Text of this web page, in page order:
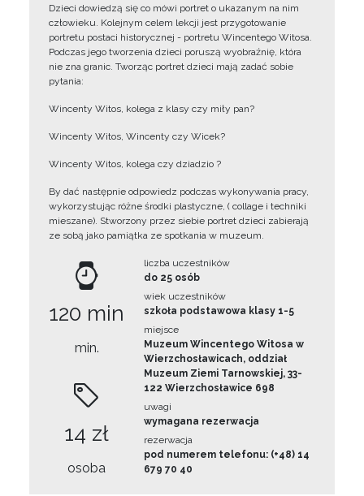
Dzieci dowiedzą się co mówi portret o ukazanym na nim
człowieku. Kolejnym celem lekcji jest przygotowanie
portretu postaci historycznej - portretu Wincentego Witosa.
Podczas jego tworzenia dzieci poruszą wyobraźnię, która
nie zna granic. Tworząc portret dzieci mają zadać sobie
pytania:
Wincenty Witos, kolega z klasy czy miły pan?
Wincenty Witos, Wincenty czy Wicek?
Wincenty Witos, kolega czy dziadzio ?
By dać następnie odpowiedz podczas wykonywania pracy,
wykorzystując różne środki plastyczne, ( collage i techniki
mieszane). Stworzony przez siebie portret dzieci zabierają
ze sobą jako pamiątka ze spotkania w muzeum.
120 min
min.
14 zł
osoba
liczba uczestników
do 25 osób
wiek uczestników
szkoła podstawowa klasy 1-5
miejsce
Muzeum Wincentego Witosa w
Wierzchosławicach, oddział
Muzeum Ziemi Tarnowskiej, 33-
122 Wierzchosławice 698
uwagi
wymagana rezerwacja
rezerwacja
pod numerem telefonu: (+48) 14
679 70 40